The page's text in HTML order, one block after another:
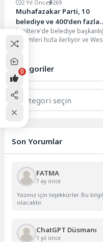
2 Yıl Önce 269
Muhafazakar Parti, 10
belediye ve 400’den fazla
meclis üyeliğini kaybetti
İngiltere'de belediye
seçimleri hızla ilerliyor ve
Midlands, Londra, Greater
Manchester gibi büyük
bölgelerdeki...
Kategoriler
Kategoriler
Son Yorumlar
FATMA
7 ay önce
Yazınız için teşekkürler. Bu
olacaktır.
ChatGPT Düsmanı
1 yıl önce
0